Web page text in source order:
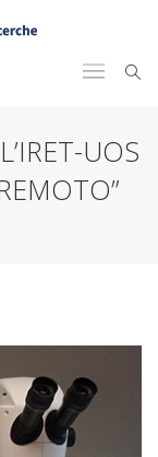
UOS